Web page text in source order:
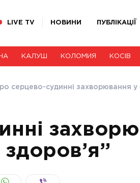
LIVE TV НОВИНИ ПУБЛІКАЦІЇ
КАЛУШ КОЛОМИЯ КОСІВ
серцево-судинні захворювання